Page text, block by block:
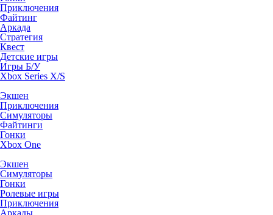
Приключения
Файтинг
Аркада
Стратегия
Квест
Детские игры
Игры Б/У
Xbox Series X/S
Экшен
Приключения
Симуляторы
Файтинги
Гонки
Xbox One
Экшен
Симуляторы
Гонки
Ролевые игры
Приключения
Аркады